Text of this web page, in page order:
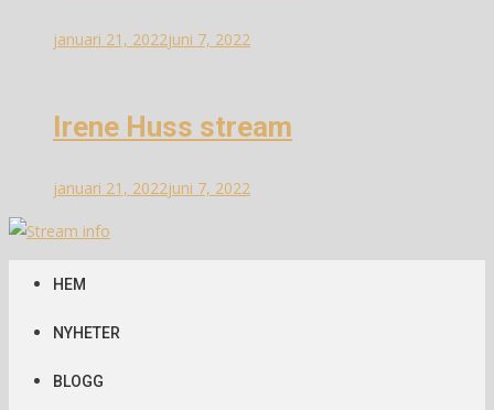
januari 21, 2022juni 7, 2022
Irene Huss stream
januari 21, 2022juni 7, 2022
Stream info
Information om streams
HEM
NYHETER
BLOGG